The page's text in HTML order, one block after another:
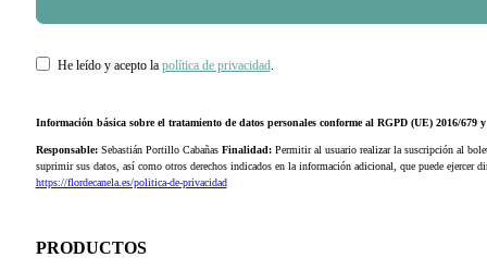
He leído y acepto la política de privacidad.
Información básica sobre el tratamiento de datos personales conforme al RGPD (UE) 2016/679
Responsable:Sebastián Portillo Cabañas Finalidad:Permitir al usuario realizar la suscripción al
suprimir sus datos, así como otros derechos indicados en la información adicional, que puede
https://flordecanela.es/politica-de-privacidad
PRODUCTOS